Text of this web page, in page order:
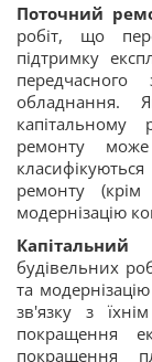
Поточний
робіт, що
підтримку
обладнання.
капітальному
ремонту
ремонту
модернізацію
Капітальний
будівельних
та
зв'язку з
покращення
покращення